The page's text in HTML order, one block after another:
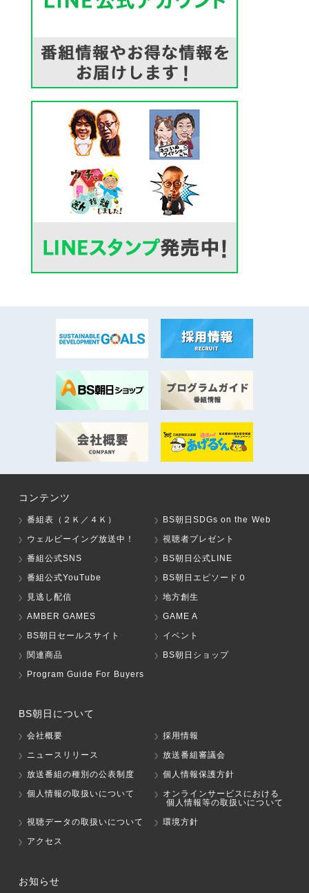
コンテンツ
番組表（２Ｋ／４Ｋ）
BS朝日SDGs on the Web
ウェルビーイング放送中！
視聴者プレゼント
番組公式SNS
BS朝日公式LINE
番組公式YouTube
BS朝日エピソード０
見逃し配信
地方創生
AMBER GAMES
GAME A
BS朝日セールスサイト
イベント
関連商品
BS朝日ショップ
Program Guide For Buyers
BS朝日について
会社概要
採用情報
ニュースリリース
放送番組審議会
放送番組の種別の公表制度
個人情報保護方針
個人情報の取扱いについて
オンラインサービスにおける
個人情報等の取扱いについて
視聴データの取扱いについて
環境方針
アクセス
お知らせ